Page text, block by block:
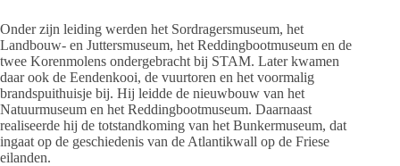
Onder zijn leiding werden het Sordragersmuseum, het
Landbouw- en Juttersmuseum, het Reddingbootmuseum en de
twee Korenmolens ondergebracht bij STAM. Later kwamen
daar ook de Eendenkooi, de vuurtoren en het voormalig
brandspuithuisje bij. Hij leidde de nieuwbouw van het
Natuurmuseum en het Reddingbootmuseum. Daarnaast
realiseerde hij de totstandkoming van het Bunkermuseum, dat
ingaat op de geschiedenis van de Atlantikwall op de Friese
eilanden.